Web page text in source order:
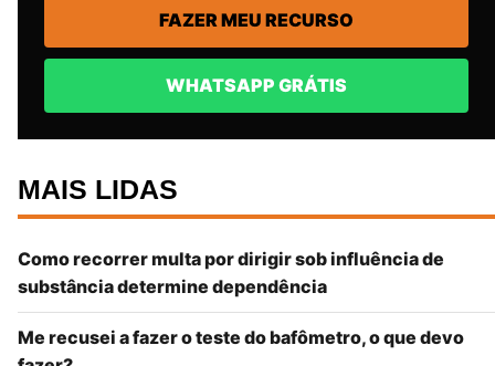
FAZER MEU RECURSO
WHATSAPP GRÁTIS
MAIS LIDAS
Como recorrer multa por dirigir sob influência de
substância determine dependência
Me recusei a fazer o teste do bafômetro, o que devo